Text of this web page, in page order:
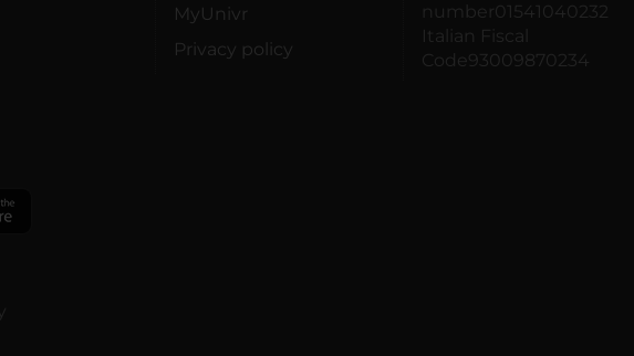
MyUnivr
Privacy policy
number01541040232
Italian Fiscal
Code93009870234